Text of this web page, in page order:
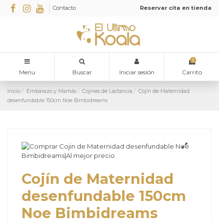
Contacto Reservar cita en tienda
Menu Buscar Iniciar sesión
0
Carrito
Inicio Embarazo y Mamás Cojines de Lactancia
Cojín de Maternidad
desenfundable 150cm Noe Bimbidreams
Cojín de Maternidad
desenfundable 150cm
Noe Bimbidreams